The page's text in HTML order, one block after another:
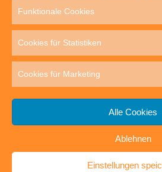
Funktionale Cookies
Cookies für Statistiken
Cookies für Marketing
Alle Cookies
Ablehnen
Einstellungen
Euer direkter Draht
Thomas Rathay und
70563
post@outdoor-
IMPRESSUM